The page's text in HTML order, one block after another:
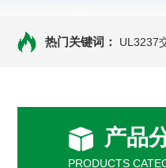
热门关键词： UL3237
产品
PRODUCTS